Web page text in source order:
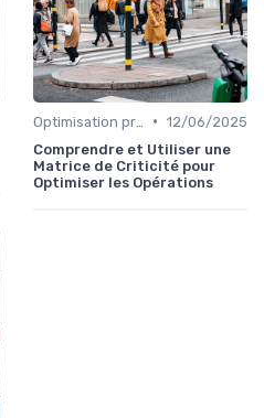
• 12/06/2025
Comprendre et Utiliser une
Matrice de Criticité pour
Optimiser les Opérations